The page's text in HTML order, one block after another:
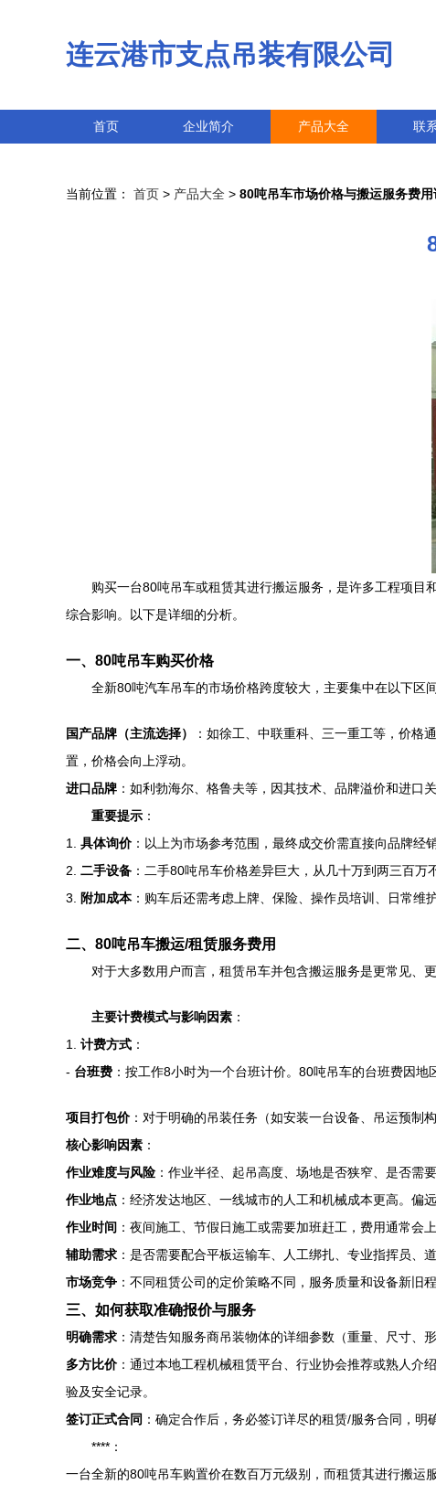
连云港市支点吊装有限公司
首页 企业简介 产品大全 联
当前位置： 首页 > 产品大全 > 80吨吊车市场价格与搬运服务费用
购买一台80吨吊车或租赁其进行搬运服务，是许多工程项
综合影响。以下是详细的分析。
一、80吨吊车购买价格
全新80吨汽车吊车的市场价格跨度较大，主要集中在以下区间
国产品牌（主流选择） ：如徐工、中联重科、三一重工等，价格
置，价格会向上浮动。
进口品牌 ：如利勃海尔、格鲁夫等，因其技术、品牌溢价和进口
重要提示 ：
1. 具体询价：以上为市场参考范围，最终成交价需直接向品牌经
2. 二手设备 ：二手80吨吊车价格差异巨大，从几十万到两三百
3.
附加成本：购车后还需考虑上牌、保险、操作员培训、日常维
二、80吨吊车搬运/租赁服务费用
对于大多数用户而言，租赁吊车并包含搬运服务是更常见、
主要计费模式与影响因素 ：
1. 计费方式 ：
- 台班费 ：按工作8小时为一个台班计价。80吨吊车的台班费因
项目打包价：对于明确的吊装任务（如安装一台设备、吊运预制
核心影响因素 ：
作业难度与风险 ：作业半径、起吊高度、场地是否狭窄、是否需
作业地点 ：经济发达地区、一线城市的人工和机械成本更高。偏
作业时间 ：夜间施工、节假日施工或需要加班赶工，费用通常会上
辅助需求 ：是否需要配合平板运输车、人工绑扎、专业指挥员、
市场竞争 ：不同租赁公司的定价策略不同，服务质量和设备新旧程
三、如何获取准确报价与服务
明确需求 ：清楚告知服务商吊装物体的详细参数（重量、尺寸、
多方比价：通过本地工程机械租赁平台、行业协会推荐或熟人介
验及安全记录。
签订正式合同 ：确定合作后，务必签订详尽的租赁/服务合同，
****：
一台全新的80吨吊车购置价在数百万元级别，而租赁其进行搬